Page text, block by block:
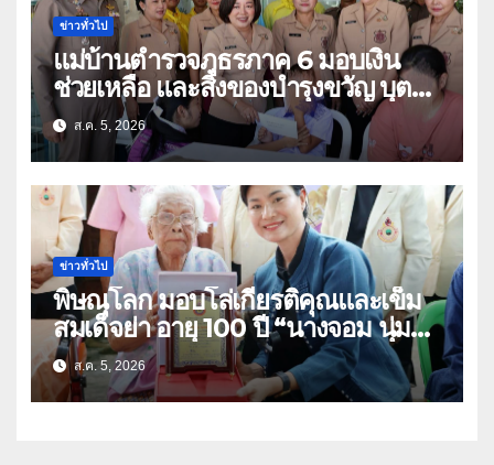
ข่าวทั่วไป
แม่บ้านตำรวจภูธรภาค 6 มอบเงิน
ช่วยเหลือ และสิ่งของบำรุงขวัญ บุตร-
ธิดา ข้าราชการตำรวจจังหวัด
อุทัยธานี
ส.ค. 5, 2026
ข่าวทั่วไป
พิษณุโลก มอบโล่เกียรติคุณและเข็ม
สมเด็จย่า อายุ 100 ปี “นางจอม นุ่ม
เนตร” ตำบลบ้านกร่าง อำเภอเมือง
ส.ค. 5, 2026